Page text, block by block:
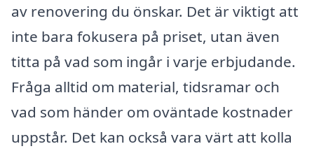
av renovering du önskar. Det är viktigt att
inte bara fokusera på priset, utan även
titta på vad som ingår i varje erbjudande.
Fråga alltid om material, tidsramar och
vad som händer om oväntade kostnader
uppstår. Det kan också vara värt att kolla